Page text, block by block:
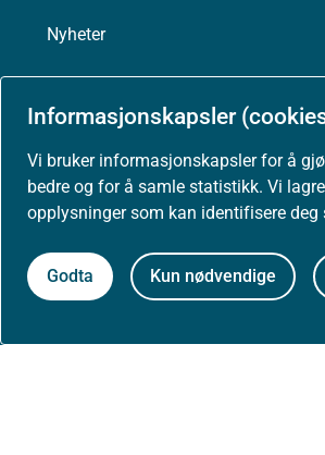
Informasjonskapsler
Vi bruker informasjonskapsler for å
bedre og for å samle statistikk. Vi
opplysninger som kan identifisere deg
Godta Kun nødvendige
Nyheter
Høringer
Presse